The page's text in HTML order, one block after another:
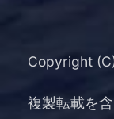
Copyright
複製転載を